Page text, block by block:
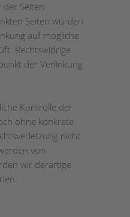
Seiten
Seiten wurden
auf mögliche
Rechtswidrige
der Verlinkung
Kontrolle der
ohne konkrete
nicht
von
wir derartige